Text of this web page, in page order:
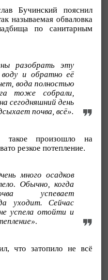
Бучинский пояснил
называемая обваловка
по санитарным
разобрать эту
воду и обратно её
вода полностью
тоже собрали,
сегодняшний день
почва, всё».
такое произошло на
резкое потепление.
много осадков
Обычно, когда
успевает
уходит. Сейчас
успела отойти и
что затопило не всё